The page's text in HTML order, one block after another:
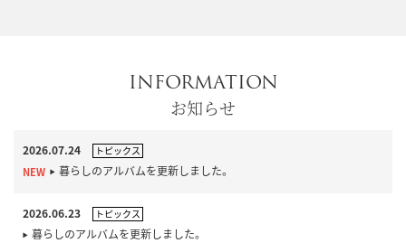
INFORMATION
お知らせ
2026.07.24 トピックス
暮らしのアルバムを更新しました。
2026.06.23 トピックス
暮らしのアルバムを更新しました。